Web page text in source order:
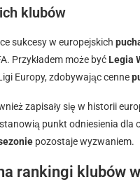
klubów
sukcesy w europejskich
Przykładem może być Legia
Europy, zdobywając cenne
zapisały się w historii
punkt odniesienia dla
pozostaje wyzwaniem.
rankingi klubów